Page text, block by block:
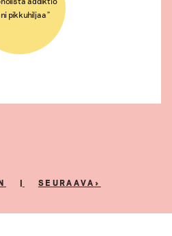
pikkuhiljaa”
SEURAAVA